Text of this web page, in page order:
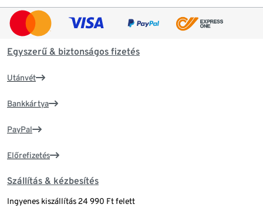
Egyszerű & biztonságos fizetés
Utánvét
Bankkártya
PayPal
Előrefizetés
Szállítás & kézbesítés
Ingyenes kiszállítás 24 990 Ft felett